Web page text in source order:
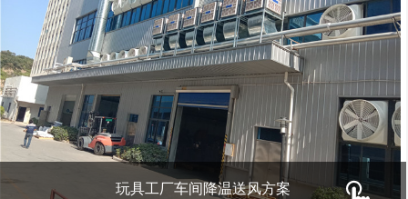
玩具工厂车间降温送风方案